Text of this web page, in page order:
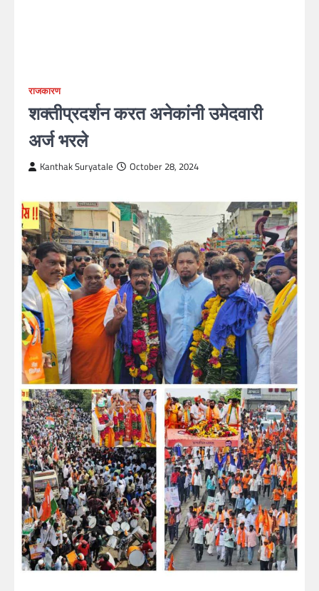
राजकारण
शक्तीप्रदर्शन करत अनेकांनी उमेदवारी
अर्ज भरले
Kanthak Suryatale October 28, 2024